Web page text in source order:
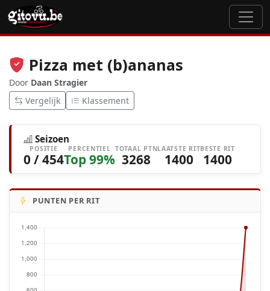
Pizza met (b)ananas
Door Daan Stragier
Vergelijk
Klassement
Seizoen
POSITIE
0 / 454
PERCENTIEL
Top 99%
TOTAAL PTN
3268
LAATSTE RIT
1400
BESTE RIT
1400
PUNTEN PER RIT